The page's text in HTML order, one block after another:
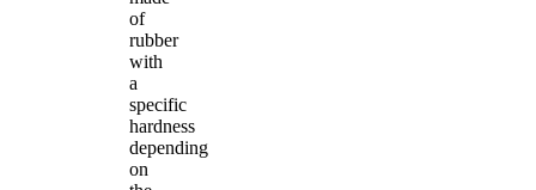
of
rubber
with
a
specific
hardness
depending
on